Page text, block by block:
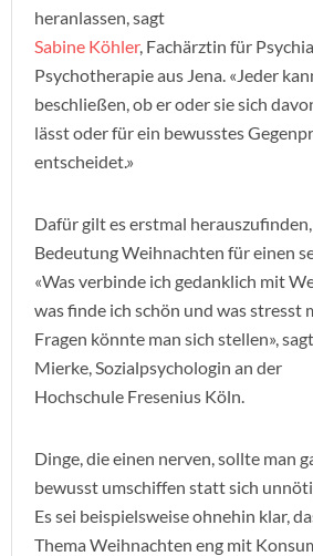
heranlassen, sagt
Sabine Köhler, Fachärztin für
Psychotherapie aus Jena. «Jeder
beschließen, ob er oder sie sich
lässt oder für ein bewusstes
entscheidet.»
Dafür gilt es erstmal
Bedeutung Weihnachten für einen
«Was verbinde ich gedanklich mit
was finde ich schön und was stresst
Fragen könnte man sich stellen»,
Mierke, Sozialpsychologin an der
Hochschule Fresenius Köln.
Dinge, die einen nerven, sollte man
bewusst umschiffen statt sich
Es sei beispielsweise ohnehin klar,
Thema Weihnachten eng mit